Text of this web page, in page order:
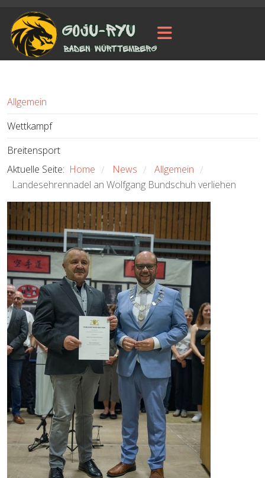
Allgemein
Wettkampf
Breitensport
Aktuelle Seite: Home / News / Allgemein /
Landesehrennadel an Wolfgang Bundschuh verliehen